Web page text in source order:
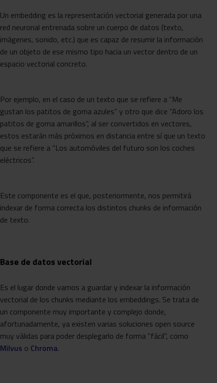
Un embedding es la representación vectorial generada por una
red neuronal entrenada sobre un cuerpo de datos (texto,
imágenes, sonido, etc.) que es capaz de resumir la información
de un objeto de ese mismo tipo hacia un vector dentro de un
espacio vectorial concreto.
Por ejemplo, en el caso de un texto que se refiere a “Me
gustan los patitos de goma azules” y otro que dice “Adoro los
patitos de goma amarillos”, al ser convertidos en vectores,
estos estarán más próximos en distancia entre sí que un texto
que se refiere a “Los automóviles del futuro son los coches
eléctricos”.
Este componente es el que, posteriormente, nos permitirá
indexar de forma correcta los distintos chunks de información
de texto.
Base de datos vectorial
Es el lugar donde vamos a guardar y indexar la información
vectorial de los chunks mediante los embeddings. Se trata de
un componente muy importante y complejo donde,
afortunadamente, ya existen varias soluciones open source
muy válidas para poder desplegarlo de forma "fácil", como
Milvus o Chroma.